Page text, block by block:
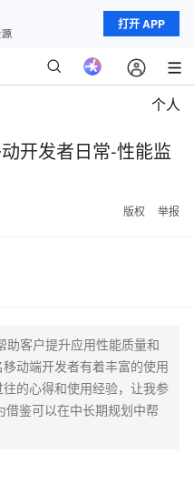
打开 APP
个人
开发者日常-性能监
版权 举报
助客户提升应用性能质量和
动端开发者有着丰富的使用
的心得和使用经验，让我参
鉴可以在中长期规划中帮